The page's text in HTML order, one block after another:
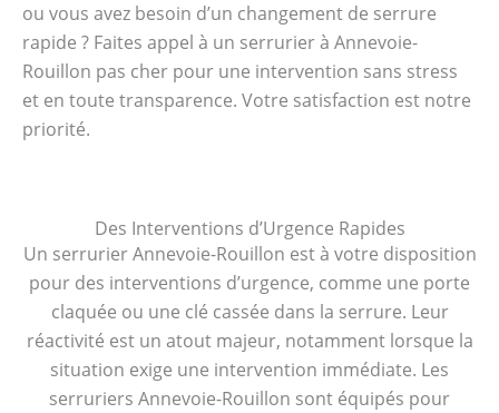
ou vous avez besoin d’un changement de serrure
rapide ? Faites appel à un serrurier à Annevoie-
Rouillon pas cher pour une intervention sans stress
et en toute transparence. Votre satisfaction est notre
priorité.
Des Interventions d’Urgence Rapides
Un serrurier Annevoie-Rouillon est à votre disposition
pour des interventions d’urgence, comme une porte
claquée ou une clé cassée dans la serrure. Leur
réactivité est un atout majeur, notamment lorsque la
situation exige une intervention immédiate. Les
serruriers Annevoie-Rouillon sont équipés pour